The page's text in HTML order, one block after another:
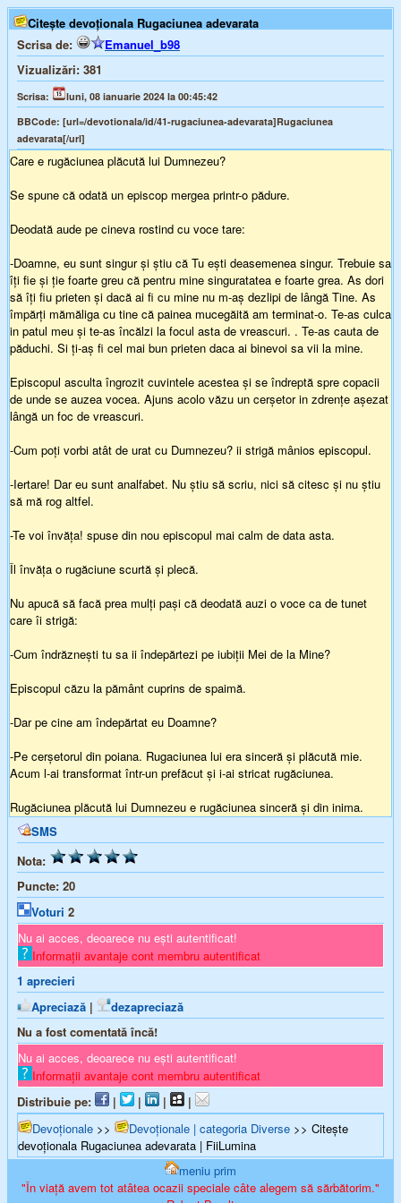
Citește devoționala Rugaciunea adevarata
Scrisa de:
Emanuel_b98
Vizualizări: 381
Scrisa:
luni, 08 ianuarie 2024 la 00:45:42
BBCode: [url=/devotionala/id/41-rugaciunea-adevarata]Rugaciunea
adevarata[/url]
Care e rugăciunea plăcută lui Dumnezeu?
Se spune că odată un episcop mergea printr-o pădure.
Deodată aude pe cineva rostind cu voce tare:
-Doamne, eu sunt singur și știu că Tu ești deasemenea singur. Trebuie sa
îți fie și ție foarte greu că pentru mine singuratatea e foarte grea. As dori
să îți fiu prieten și dacă ai fi cu mine nu m-aș dezlipi de lângă Tine. As
împărți mămăliga cu tine că painea mucegăită am terminat-o. Te-as culca
in patul meu și te-as încălzi la focul asta de vreascuri. . Te-as cauta de
păduchi. Si ți-aș fi cel mai bun prieten daca ai binevoi sa vii la mine.
Episcopul asculta îngrozit cuvintele acestea și se îndreptă spre copacii
de unde se auzea vocea. Ajuns acolo văzu un cerșetor in zdrențe așezat
lângă un foc de vreascuri.
-Cum poți vorbi atât de urat cu Dumnezeu? ii strigă mânios episcopul.
-Iertare! Dar eu sunt analfabet. Nu știu să scriu, nici să citesc și nu știu
să mă rog altfel.
-Te voi învăța! spuse din nou episcopul mai calm de data asta.
Îl învăța o rugăciune scurtă și plecă.
Nu apucă să facă prea mulți pași că deodată auzi o voce ca de tunet
care îi strigă:
-Cum îndrăznești tu sa ii îndepărtezi pe iubiții Mei de la Mine?
Episcopul căzu la pământ cuprins de spaimă.
-Dar pe cine am îndepărtat eu Doamne?
-Pe cerșetorul din poiana. Rugaciunea lui era sinceră și plăcută mie.
Acum l-ai transformat într-un prefăcut și i-ai stricat rugăciunea.
Rugăciunea plăcută lui Dumnezeu e rugăciunea sinceră și din inima.
SMS
Nota:
Puncte: 20
Voturi 2
Nu ai acces, deoarece nu ești autentificat!
Informații avantaje cont membru autentificat
1 aprecieri
Apreciază |
dezapreciază
Nu a fost comentată încă!
Nu ai acces, deoarece nu ești autentificat!
Informații avantaje cont membru autentificat
Distribuie pe:
| | |
|
Devoționale >> Devoționale | categoria Diverse >> Citește
devoționala Rugaciunea adevarata | FiiLumina
meniu prim
"În viață avem tot atâtea ocazii speciale câte alegem să sărbătorim."